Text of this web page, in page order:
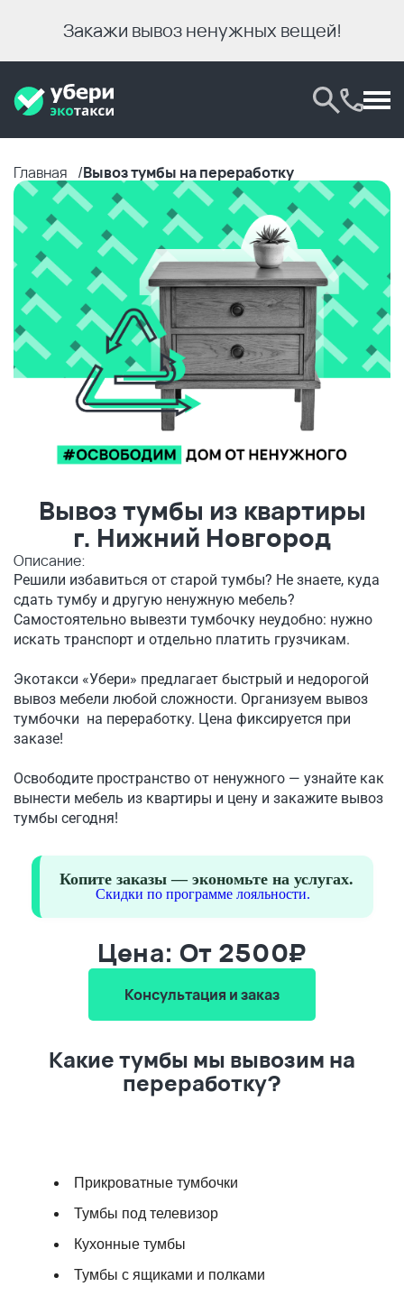
Закажи вывоз ненужных вещей!
Главная Вывоз тумбы на переработку
Вывоз тумбы из квартиры
г. Нижний Новгород
Описание:
Решили избавиться от старой тумбы? Не знаете, куда
сдать тумбу и другую ненужную мебель?
Самостоятельно вывезти тумбочку неудобно: нужно
искать транспорт и отдельно платить грузчикам.
Экотакси «Убери» предлагает быстрый и недорогой
вывоз мебели любой сложности. Организуем вывоз
тумбочки на переработку. Цена фиксируется при
заказе!
Освободите пространство от ненужного — узнайте как
вынести мебель из квартиры и цену и закажите вывоз
тумбы сегодня!
Копите заказы — экономьте на услугах.
Скидки по программе лояльности.
Цена: От 2500₽
Консультация и заказ
Какие тумбы мы вывозим на
переработку?
Прикроватные тумбочки
Тумбы под телевизор
Кухонные тумбы
Тумбы с ящиками и полками